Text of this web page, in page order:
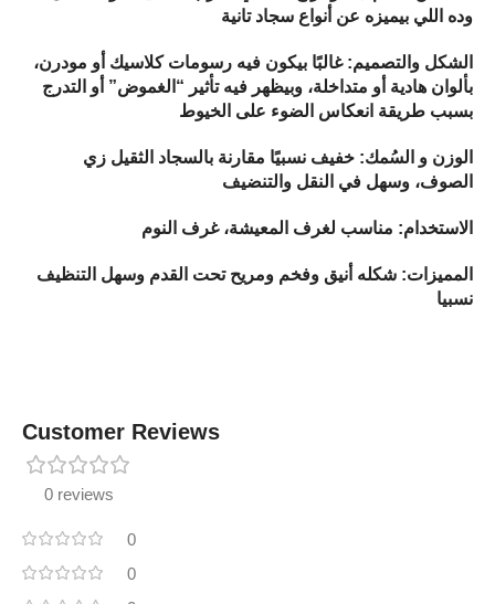
وده اللي بيميزه عن أنواع سجاد تانية
بألوان هادية أو متداخلة، وبيظهر فيه تأثير “الغموض” أو التدرج
بسبب طريقة انعكاس الضوء على الخيوط
الوزن و السُمك: خفيف نسبيًا مقارنة بالسجاد الثقيل زي
الصوف، وسهل في النقل والتنضيف
الاستخدام: مناسب لغرف المعيشة، غرف النوم
نسبيا
Customer Reviews
0 reviews
0
0